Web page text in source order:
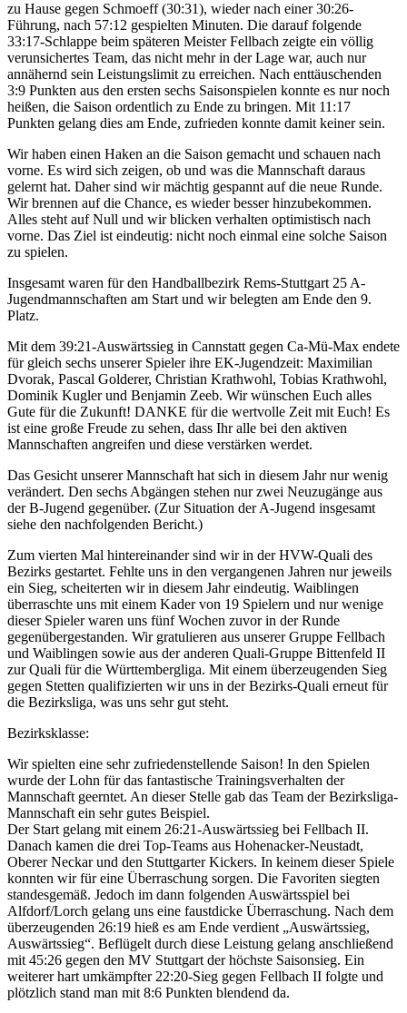
zu Hause gegen Schmoeff (30:31), wieder nach einer 30:26-
Führung, nach 57:12 gespielten Minuten. Die darauf folgende
33:17-Schlappe beim späteren Meister Fellbach zeigte ein völlig
verunsichertes Team, das nicht mehr in der Lage war, auch nur
annähernd sein Leistungslimit zu erreichen. Nach enttäuschenden
3:9 Punkten aus den ersten sechs Saisonspielen konnte es nur noch
heißen, die Saison ordentlich zu Ende zu bringen. Mit 11:17
Punkten gelang dies am Ende, zufrieden konnte damit keiner sein.
Wir haben einen Haken an die Saison gemacht und schauen nach
vorne. Es wird sich zeigen, ob und was die Mannschaft daraus
gelernt hat. Daher sind wir mächtig gespannt auf die neue Runde.
Wir brennen auf die Chance, es wieder besser hinzubekommen.
Alles steht auf Null und wir blicken verhalten optimistisch nach
vorne. Das Ziel ist eindeutig: nicht noch einmal eine solche Saison
zu spielen.
Insgesamt waren für den Handballbezirk Rems-Stuttgart 25 A-
Jugendmannschaften am Start und wir belegten am Ende den 9.
Platz.
Mit dem 39:21-Auswärtssieg in Cannstatt gegen Ca-Mü-Max endete
für gleich sechs unserer Spieler ihre EK-Jugendzeit: Maximilian
Dvorak, Pascal Golderer, Christian Krathwohl, Tobias Krathwohl,
Dominik Kugler und Benjamin Zeeb. Wir wünschen Euch alles
Gute für die Zukunft! DANKE für die wertvolle Zeit mit Euch! Es
ist eine große Freude zu sehen, dass Ihr alle bei den aktiven
Mannschaften angreifen und diese verstärken werdet.
Das Gesicht unserer Mannschaft hat sich in diesem Jahr nur wenig
verändert. Den sechs Abgängen stehen nur zwei Neuzugänge aus
der B-Jugend gegenüber. (Zur Situation der A-Jugend insgesamt
siehe den nachfolgenden Bericht.)
Zum vierten Mal hintereinander sind wir in der HVW-Quali des
Bezirks gestartet. Fehlte uns in den vergangenen Jahren nur jeweils
ein Sieg, scheiterten wir in diesem Jahr eindeutig. Waiblingen
überraschte uns mit einem Kader von 19 Spielern und nur wenige
dieser Spieler waren uns fünf Wochen zuvor in der Runde
gegenübergestanden. Wir gratulieren aus unserer Gruppe Fellbach
und Waiblingen sowie aus der anderen Quali-Gruppe Bittenfeld II
zur Quali für die Württembergliga. Mit einem überzeugenden Sieg
gegen Stetten qualifizierten wir uns in der Bezirks-Quali erneut für
die Bezirksliga, was uns sehr gut steht.
Bezirksklasse:
Wir spielten eine sehr zufriedenstellende Saison! In den Spielen
wurde der Lohn für das fantastische Trainingsverhalten der
Mannschaft geerntet. An dieser Stelle gab das Team der Bezirksliga-
Mannschaft ein sehr gutes Beispiel.
Der Start gelang mit einem 26:21-Auswärtssieg bei Fellbach II.
Danach kamen die drei Top-Teams aus Hohenacker-Neustadt,
Oberer Neckar und den Stuttgarter Kickers. In keinem dieser Spiele
konnten wir für eine Überraschung sorgen. Die Favoriten siegten
standesgemäß. Jedoch im dann folgenden Auswärtsspiel bei
Alfdorf/Lorch gelang uns eine faustdicke Überraschung. Nach dem
überzeugenden 26:19 hieß es am Ende verdient „Auswärtssieg,
Auswärtssieg“. Beflügelt durch diese Leistung gelang anschließend
mit 45:26 gegen den MV Stuttgart der höchste Saisonsieg. Ein
weiterer hart umkämpfter 22:20-Sieg gegen Fellbach II folgte und
plötzlich stand man mit 8:6 Punkten blendend da.